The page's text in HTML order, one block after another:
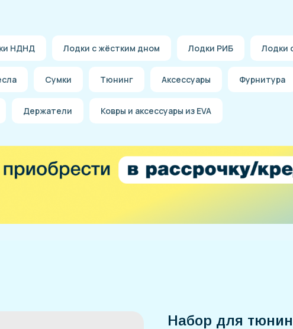
НДНД Лодки с жёстким дном Лодки РИБ Лодки
Сумки Тюнинг Аксессуары Фурнитура
Держатели Ковры и аксессуары из EVA
Набор для